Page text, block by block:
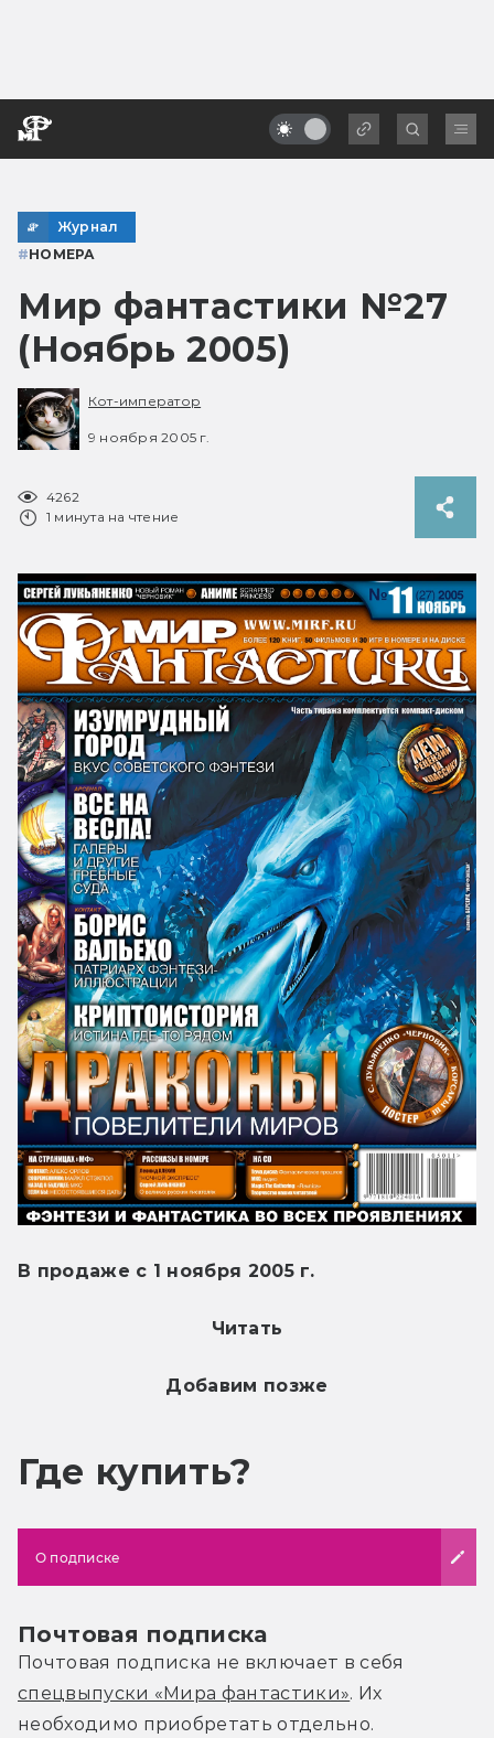
Журнал
#НОМЕРА
Мир фантастики №27
(Ноябрь 2005)
Кот-император
9 ноября 2005 г.
4262
1 минута на чтение
В продаже с 1 ноября 2005 г.
Читать
Добавим позже
Где купить?
О подписке
Почтовая подписка
Почтовая подписка не включает в себя
спецвыпуски «Мира фантастики». Их
необходимо приобретать отдельно.